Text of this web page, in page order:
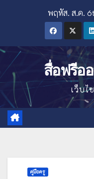
พฤหัส. ส.ค.
สื่อฟรีอ
เว็บไ
คู่มือครู